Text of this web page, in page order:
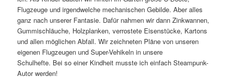
Flugzeuge und irgendwelche mechanischen Gebilde. Aber alles
ganz nach unserer Fantasie. Dafür nahmen wir dann Zinkwannen,
Gummischläuche, Holzplanken, verrostete Eisenstücke, Kartons
und allen möglichen Abfall. Wir zeichneten Pläne von unseren
eigenen Flugzeugen und Super-Vehikeln in unsere
Schulhefte. Bei so einer Kindheit musste ich einfach Steampunk-
Autor werden!